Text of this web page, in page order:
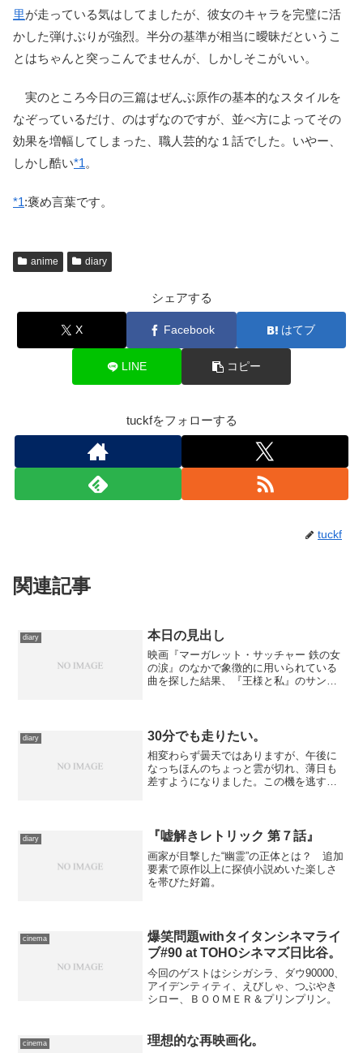
里が走っている気はしてましたが、彼女のキャラを完璧に活
かした弾けぶりが強烈。半分の基準が相当に曖昧だというこ
とはちゃんと突っこんでませんが、しかしそこがいい。
実のところ今日の三篇はぜんぶ原作の基本的なスタイルを
なぞっているだけ、のはずなのですが、並べ方によってその
効果を増幅してしまった、職人芸的な１話でした。いやー、
しかし酷い*1。
*1:褒め言葉です。
anime diary
シェアする
X Facebook はてブ
LINE コピー
tuckfをフォローする
tuckf
関連記事
diary 本日の見出し
映画『マーガレット・サッチャー 鉄の女
の涙』のなかで象徴的に用いられている
曲を探した結果、『王様と私』のサント
diary 30分でも走りたい。
相変わらず曇天ではありますが、午後に
なっちほんのちょっと雲が切れ、薄日も
差すようになりました。この機を逃すと
れた道を15分ばかり走って...
diary 『嘘解きレトリック 第７話』
画家が目撃した“幽霊”の正体とは？ 追加
要素で原作以上に探偵小説めいた楽しさ
を帯びた好篇。
cinema
爆笑問題withタイタンシネマライ
ブ#90 at TOHOシネマズ日比谷。
今回のゲストはシシガシラ、ダウ90000、
アイデンティティ、えびしゃ、つぶやき
シロー、ＢＯＯＭＥＲ＆プリンプリン。
cinema 理想的な再映画化。